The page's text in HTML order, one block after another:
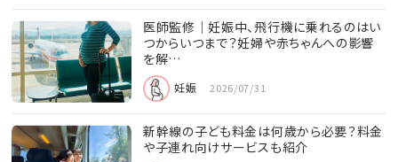
医師監修｜妊娠中、飛行機に乗れるのはい
つからいつまで？妊婦や赤ちゃんへの影響
を解…
妊娠 2026/07/31
新幹線の子ども料金は何歳から必要？料金
や子連れ向けサービスも紹介